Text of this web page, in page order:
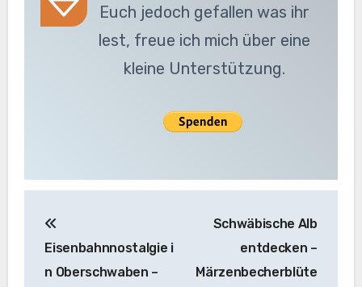
Euch jedoch gefallen was ihr
lest, freue ich mich über eine
kleine Unterstützung.
Eisenbahnnostalgie i
n Oberschwaben –
Schwäbische Alb
entdecken –
Märzenbecherblüte